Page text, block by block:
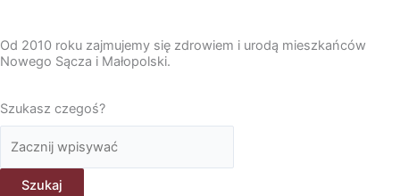
Od 2010 roku zajmujemy się zdrowiem i urodą mieszkańców
Nowego Sącza i Małopolski.
Szukasz czegoś?
Szukaj